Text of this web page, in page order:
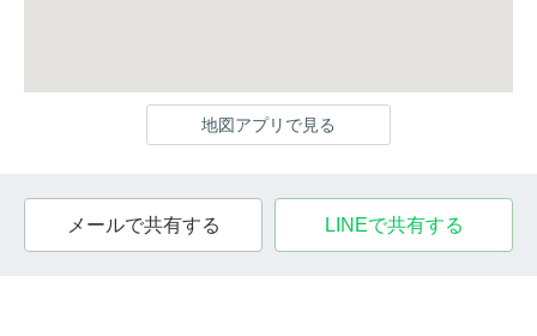
地図アプリで見る
メールで共有する LINEで共有する